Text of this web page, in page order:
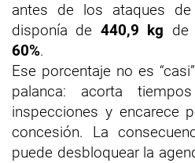
antes de los ataques de
disponía de 440,9 kg de
60%.
Ese porcentaje no es
palanca: acorta
inspecciones y encarece
concesión. La
puede desbloquear la